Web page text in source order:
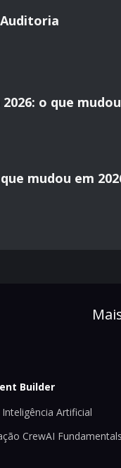
o que
mudou em
Builder
Artificial
CrewAI Fundamentals